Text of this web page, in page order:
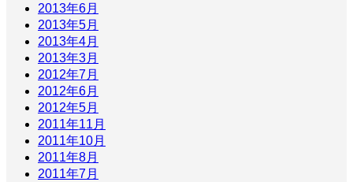
2013年6月
2013年5月
2013年4月
2013年3月
2012年7月
2012年6月
2012年5月
2011年11月
2011年10月
2011年8月
2011年7月